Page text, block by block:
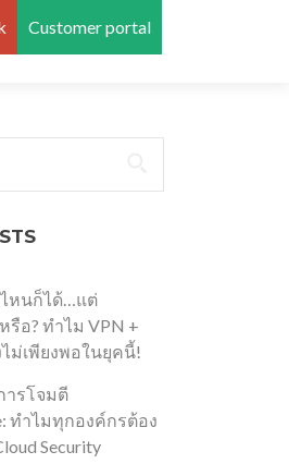
Customer portal
หนก็ได้…แต่
รือ? ทำไม VPN +
ไม่เพียงพอในยุคนี้!
ารโจมตี
ทำไมทุกองค์กรต้อง
Security